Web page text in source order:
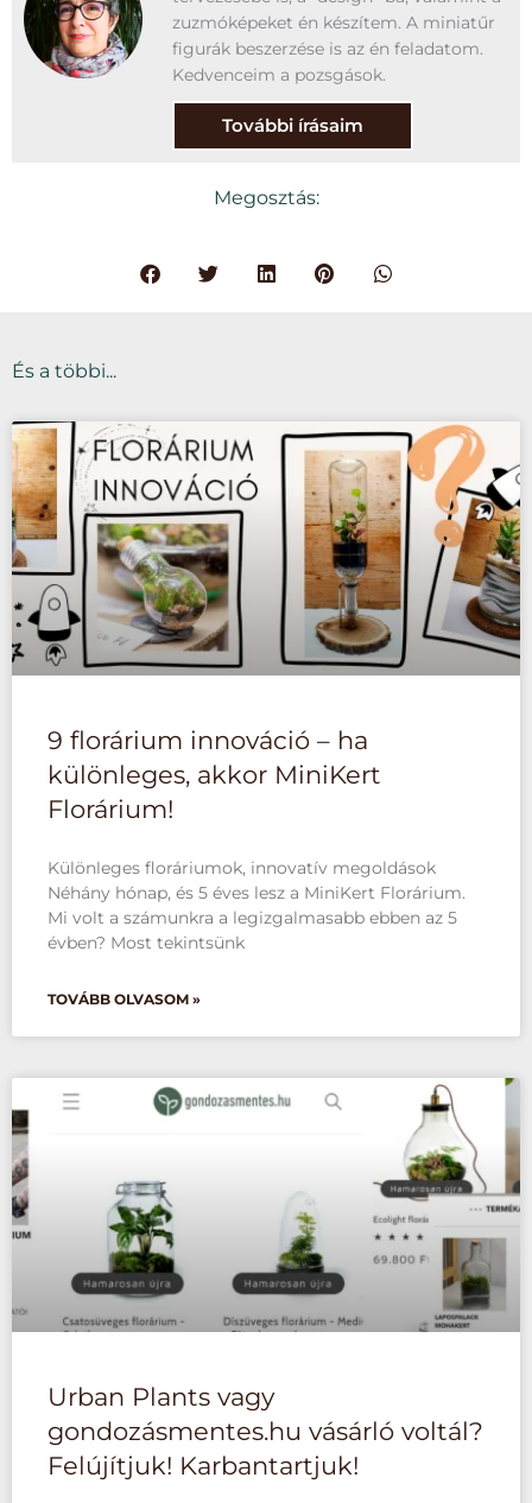
zuzmóképeket én készítem. A miniatűr
figurák beszerzése is az én feladatom.
Kedvenceim a pozsgások.
További írásaim
Megosztás:
És a többi...
9 florárium innováció – ha
különleges, akkor MiniKert
Florárium!
Különleges floráriumok, innovatív megoldások
Néhány hónap, és 5 éves lesz a MiniKert Florárium.
Mi volt a számunkra a legizgalmasabb ebben az 5
évben? Most tekintsünk
TOVÁBB OLVASOM »
Urban Plants vagy
gondozásmentes.hu vásárló voltál?
Felújítjuk! Karbantartjuk!